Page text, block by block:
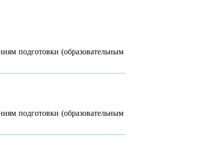
подготовки (образовательным
подготовки (образовательным